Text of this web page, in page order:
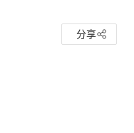
分享